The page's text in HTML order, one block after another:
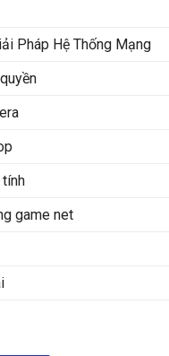
Pháp Hệ Thống Mạng
tính
game net